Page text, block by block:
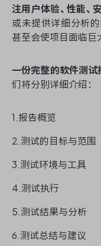
ASPICE 研发管理
ONES 资讯
注用户体验、性能、
或未提供详细分析
甚至会使项目面临巨
一份完整的软件测
们将分别详细介绍：
1.报告概览
2.测试的目标与范围
3.测试环境与工具
4.测试执行
5.测试结果与分析
6.测试总结与建议